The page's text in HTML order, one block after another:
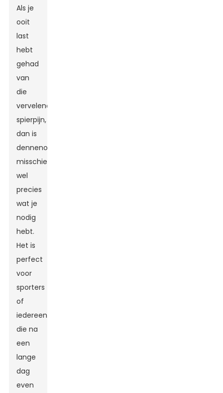
Als je
ooit
last
hebt
gehad
van
die
vervelende
spierpijn,
dan is
dennenolie
misschien
wel
precies
wat je
nodig
hebt.
Het is
perfect
voor
sporters
of
iedereen
die na
een
lange
dag
even